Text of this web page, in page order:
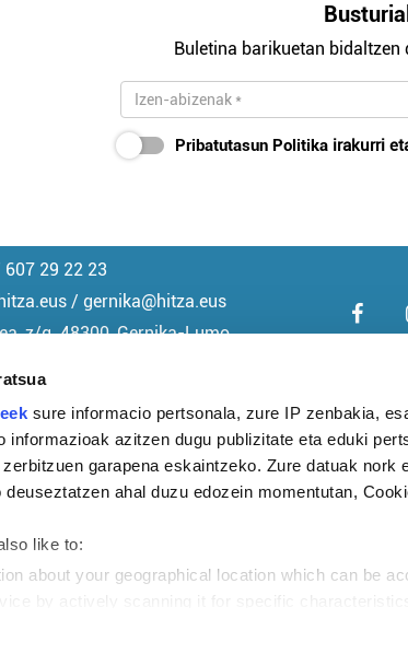
sure informacio pertsonala, zure IP zenbakia,
informazioak azitzen dugu publizitate eta eduki
garapena eskaintzeko. Zure datuak
deuseztatzen ahal duzu edozein momentutan,
like to:
about your geographical location which can be
Buletina barikuetan
Pribatutasun Politika irakurri
29 22 23
/ gernika@hitza.eus
z/g. 48300, Gernika-Lumo
politika Aniztasun
profesionaltasunez eta euskaratik, modu